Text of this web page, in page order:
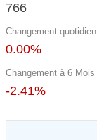
766
Changement quotidien
0.00%
Changement à 6 Mois
-2.41%